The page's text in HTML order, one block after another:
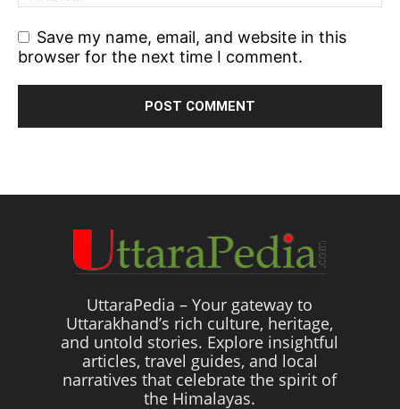
Save my name, email, and website in this
browser for the next time I comment.
UttaraPedia – Your gateway to
Uttarakhand’s rich culture, heritage,
and untold stories. Explore insightful
articles, travel guides, and local
narratives that celebrate the spirit of
the Himalayas.